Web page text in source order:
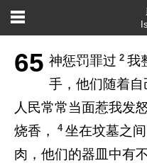
65 神惩罚罪过 2我
手，他们随着自
人民常常当面惹我发
烧香，
4 坐在坟墓之
肉，他们的器皿中有